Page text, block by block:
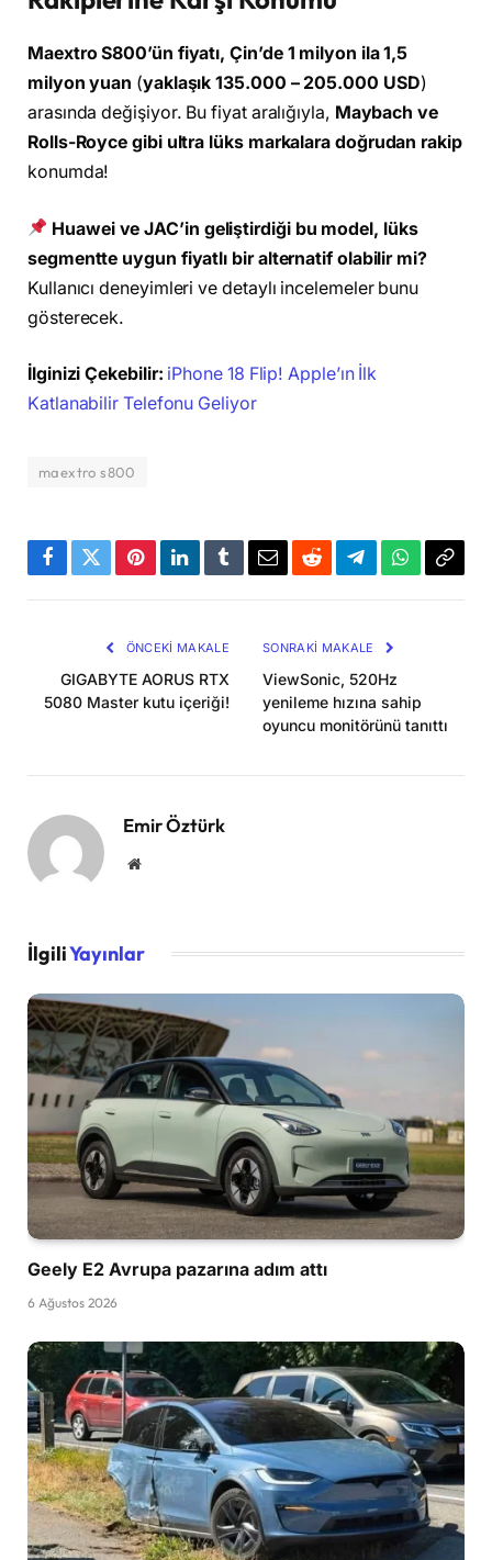
Maextro S800’ün fiyatı, Çin’de 1 milyon ila 1,5
milyon yuan (yaklaşık 135.000 – 205.000 USD)
arasında değişiyor. Bu fiyat aralığıyla, Maybach ve
Rolls-Royce gibi ultra lüks markalara doğrudan rakip
konumda!
Huawei ve JAC’in geliştirdiği bu model, lüks
segmentte uygun fiyatlı bir alternatif olabilir mi?
Kullanıcı deneyimleri ve detaylı incelemeler bunu
gösterecek.
İlginizi Çekebilir: iPhone 18 Flip! Apple’ın İlk
Katlanabilir Telefonu Geliyor
maextro s800
Facebook
TwitterPinterestLinkedInTumblrEmailRedditTelegramWhatsApp
ÖNCEKI MAKALE
GIGABYTE AORUS RTX
5080 Master kutu içeriği!
SONRAKI MAKALE
ViewSonic, 520Hz
yenileme hızına sahip
oyuncu monitörünü tanıttı
Emir Öztürk
Website
İlgiliYayınlar
Geely E2 Avrupa pazarına adım attı
6 Ağustos 2026